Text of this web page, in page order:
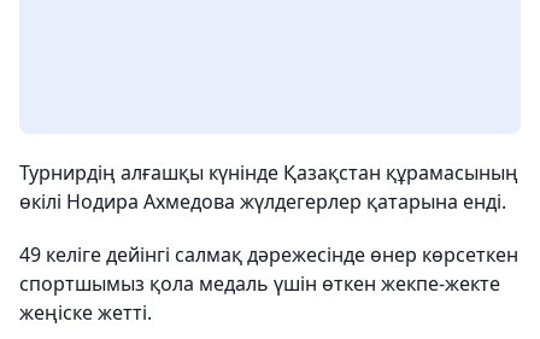
Турнирдің алғашқы күнінде Қазақстан құрамасының
өкілі Нодира Ахмедова жүлдегерлер қатарына енді.
49 келіге дейінгі салмақ дәрежесінде өнер көрсеткен
спортшымыз қола медаль үшін өткен жекпе-жекте
жеңіске жетті.